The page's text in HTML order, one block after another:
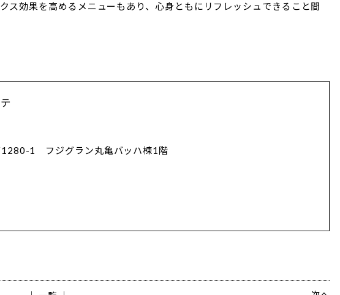
ス効果を高めるメニューもあり、心身ともにリフレッシュできること間
1280-1 フジグラン丸亀バッハ棟1階